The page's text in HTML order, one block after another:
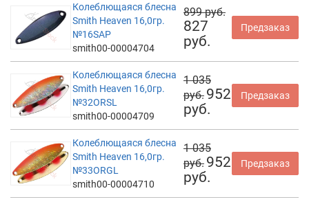
Колеблющаяся блесна
Smith Heaven 16,0гр.
№16SAP
smith00-00004704
899 руб.
827
руб.
Предзаказ
Колеблющаяся блесна
Smith Heaven 16,0гр.
№32ORSL
smith00-00004709
1 035
руб. 952
руб.
Предзаказ
Колеблющаяся блесна
Smith Heaven 16,0гр.
№33ORGL
smith00-00004710
1 035
руб. 952
руб.
Предзаказ